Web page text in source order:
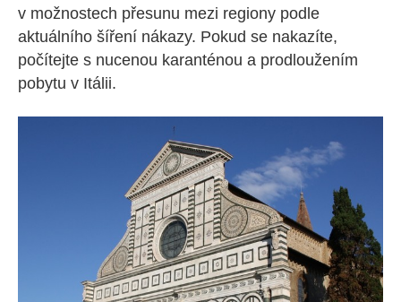
v možnostech přesunu mezi regiony podle
aktuálního šíření nákazy. Pokud se nakazíte,
počítejte s nucenou karanténou a prodloužením
pobytu v Itálii.